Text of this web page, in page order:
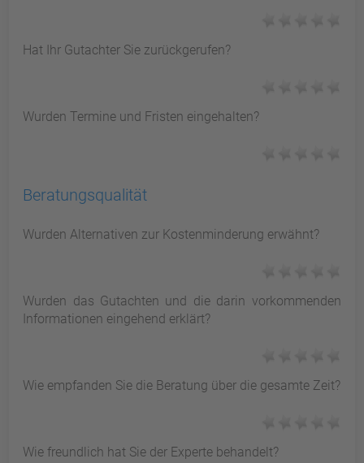
Hat Ihr Gutachter Sie zurückgerufen?
Wurden Termine und Fristen eingehalten?
Beratungsqualität
Wurden Alternativen zur Kostenminderung erwähnt?
Wurden das Gutachten und die darin vorkommenden
Informationen eingehend erklärt?
Wie empfanden Sie die Beratung über die gesamte Zeit?
Wie freundlich hat Sie der Experte behandelt?